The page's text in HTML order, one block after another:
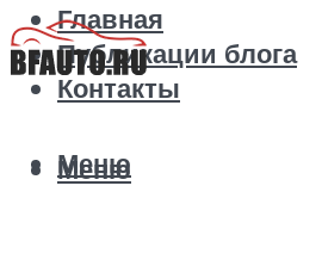
Главная
Публикации блога
Контакты
Меню
Меню